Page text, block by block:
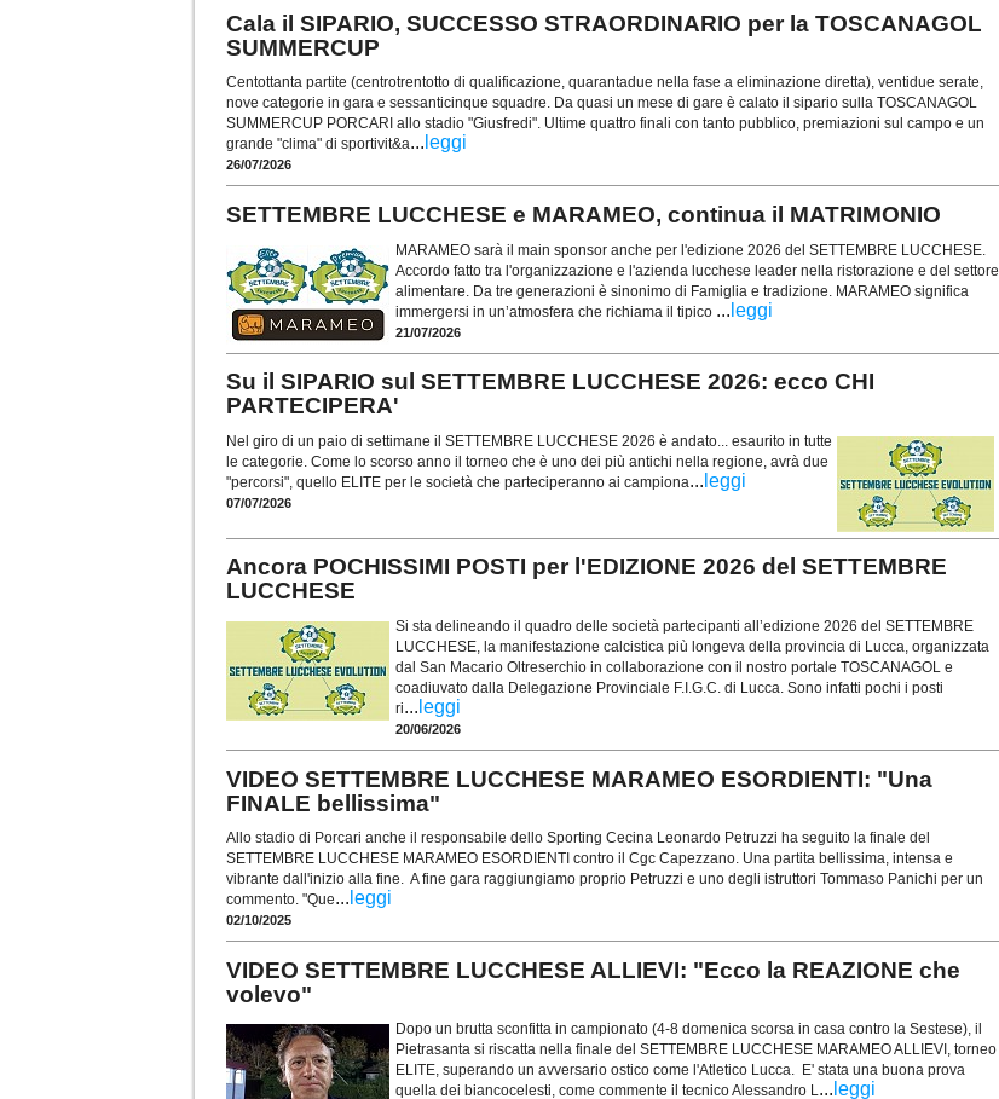
Cala il SIPARIO, SUCCESSO STRAORDINARIO per la TOSCANAGOL
SUMMERCUP
Centottanta partite (centrotrentotto di qualificazione, quarantadue nella fase a eliminazione diretta), ventidue serate,
nove categorie in gara e sessanticinque squadre. Da quasi un mese di gare è calato il sipario sulla TOSCANAGOL
SUMMERCUP PORCARI allo stadio "Giusfredi". Ultime quattro finali con tanto pubblico, premiazioni sul campo e un
grande "clima" di sportivit&a... leggi
26/07/2026
SETTEMBRE LUCCHESE e MARAMEO, continua il MATRIMONIO
MARAMEO sarà il main sponsor anche per l'edizione 2026 del SETTEMBRE LUCCHESE.
Accordo fatto tra l'organizzazione e l'azienda lucchese leader nella ristorazione e del settore
alimentare. Da tre generazioni è sinonimo di Famiglia e tradizione. MARAMEO significa
immergersi in un’atmosfera che richiama il tipico ... leggi
21/07/2026
Su il SIPARIO sul SETTEMBRE LUCCHESE 2026: ecco CHI
PARTECIPERA'
Nel giro di un paio di settimane il SETTEMBRE LUCCHESE 2026 è andato... esaurito in tutte
le categorie. Come lo scorso anno il torneo che è uno dei più antichi nella regione, avrà due
"percorsi", quello ELITE per le società che parteciperanno ai campiona... leggi
07/07/2026
Ancora POCHISSIMI POSTI per l'EDIZIONE 2026 del SETTEMBRE
LUCCHESE
Si sta delineando il quadro delle società partecipanti all’edizione 2026 del SETTEMBRE
LUCCHESE, la manifestazione calcistica più longeva della provincia di Lucca, organizzata
dal San Macario Oltreserchio in collaborazione con il nostro portale TOSCANAGOL e
coadiuvato dalla Delegazione Provinciale F.I.G.C. di Lucca. Sono infatti pochi i posti
ri... leggi
20/06/2026
VIDEO SETTEMBRE LUCCHESE MARAMEO ESORDIENTI: "Una
FINALE bellissima"
Allo stadio di Porcari anche il responsabile dello Sporting Cecina Leonardo Petruzzi ha seguito la finale del
SETTEMBRE LUCCHESE MARAMEO ESORDIENTI contro il Cgc Capezzano. Una partita bellissima, intensa e
vibrante dall'inizio alla fine. A fine gara raggiungiamo proprio Petruzzi e uno degli istruttori Tommaso Panichi per un
commento. "Que... leggi
02/10/2025
VIDEO SETTEMBRE LUCCHESE ALLIEVI: "Ecco la REAZIONE che
volevo"
Dopo un brutta sconfitta in campionato (4-8 domenica scorsa in casa contro la Sestese), il
Pietrasanta si riscatta nella finale del SETTEMBRE LUCCHESE MARAMEO ALLIEVI, torneo
ELITE, superando un avversario ostico come l'Atletico Lucca. E' stata una buona prova
quella dei biancocelesti, come commente il tecnico Alessandro L... leggi